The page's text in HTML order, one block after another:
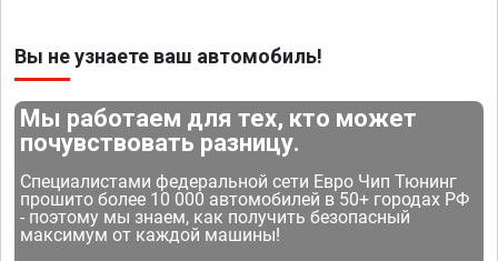
Вы не узнаете ваш автомобиль!
Мы работаем для тех, кто может
почувствовать разницу.
Специалистами федеральной сети Евро Чип Тюнинг
прошито более 10 000 автомобилей в 50+ городах РФ
- поэтому мы знаем, как получить безопасный
максимум от каждой машины!